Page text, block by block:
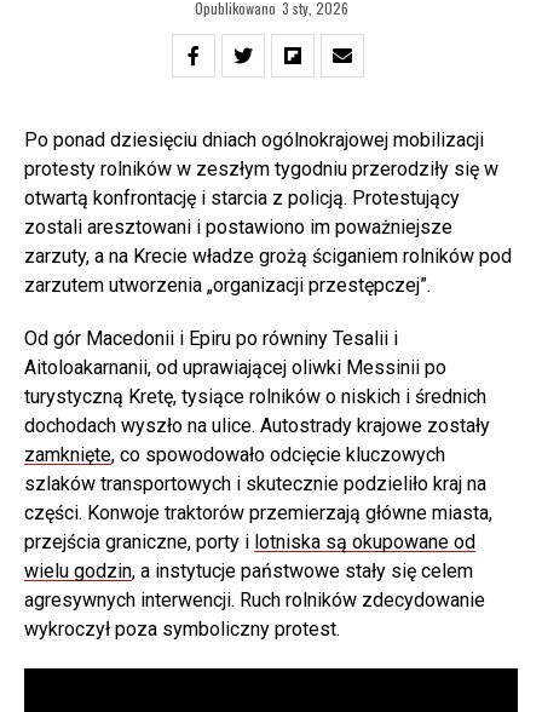
Opublikowano 3 sty, 2026
Po ponad dziesięciu dniach ogólnokrajowej mobilizacji
protesty rolników w zeszłym tygodniu przerodziły się w
otwartą konfrontację i starcia z policją. Protestujący
zostali aresztowani i postawiono im poważniejsze
zarzuty, a na Krecie władze grożą ściganiem rolników pod
zarzutem utworzenia „organizacji przestępczej”.
Od gór Macedonii i Epiru po równiny Tesalii i
Aitoloakarnanii, od uprawiającej oliwki Messinii po
turystyczną Kretę, tysiące rolników o niskich i średnich
dochodach wyszło na ulice. Autostrady krajowe zostały
zamknięte, co spowodowało odcięcie kluczowych
szlaków transportowych i skutecznie podzieliło kraj na
części. Konwoje traktorów przemierzają główne miasta,
przejścia graniczne, porty i lotniska są okupowane od
wielu godzin, a instytucje państwowe stały się celem
agresywnych interwencji. Ruch rolników zdecydowanie
wykroczył poza symboliczny protest.